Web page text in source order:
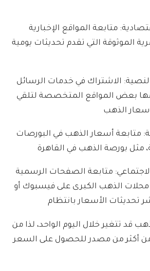
متابعة المواقع الإخبارية
الموثوقة التي تقدم تحديثات يومية
الاشتراك في خدمات الرسائل
بعض المواقع المتخصصة لتلقي
الذهب
متابعة أسعار الذهب في البورصات
مثل بورصة الذهب في القاهرة
متابعة الصفحات الرسمية
محلات الذهب الكبرى على فيسبوك أو
تحديثات الأسعار بانتظام
قد تتغير خلال اليوم الواحد، لذا من
أكثر من مصدر للحصول على السعر